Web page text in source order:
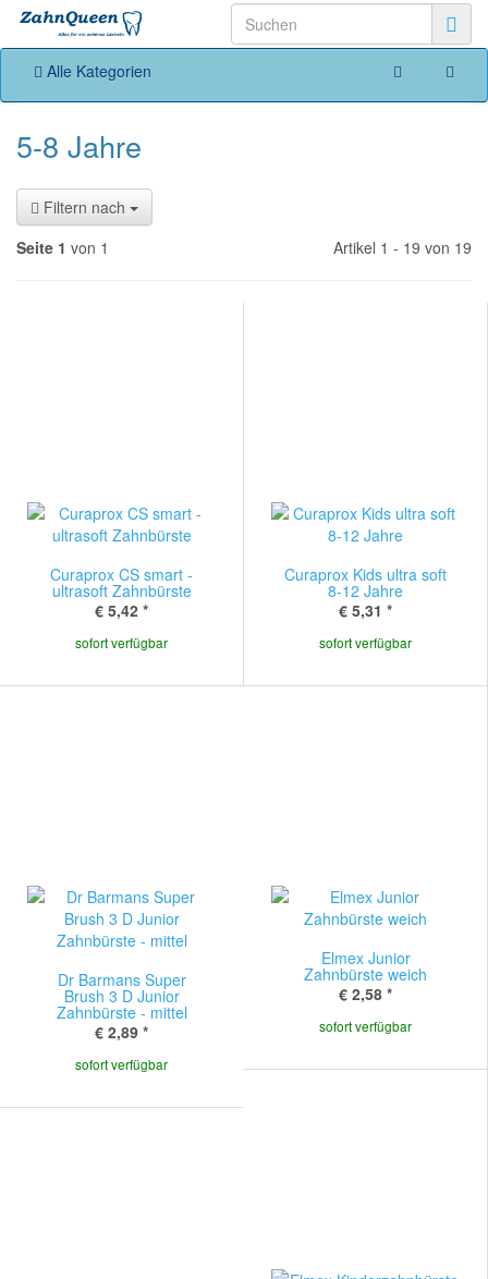
Alle Kategorien
5-8 Jahre
Filtern nach
Seite 1 von 1 Artikel 1 - 19 von 19
Curaprox CS smart -
ultrasoft Zahnbürste
€ 5,42 *
sofort verfügbar
Curaprox Kids ultra soft
8-12 Jahre
€ 5,31 *
sofort verfügbar
Dr Barmans Super
Brush 3 D Junior
Zahnbürste - mittel
€ 2,89 *
sofort verfügbar
Elmex Junior
Zahnbürste weich
€ 2,58 *
sofort verfügbar